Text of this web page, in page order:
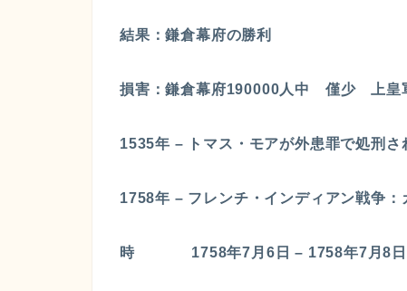
結果：鎌倉幕府の勝利
損害：鎌倉幕府190000人中 僅少 上皇
1535年 – トマス・モアが外患罪で処刑さ
1758年 – フレンチ・インディアン戦争：
時 1758年7月6日 – 1758年7月8日